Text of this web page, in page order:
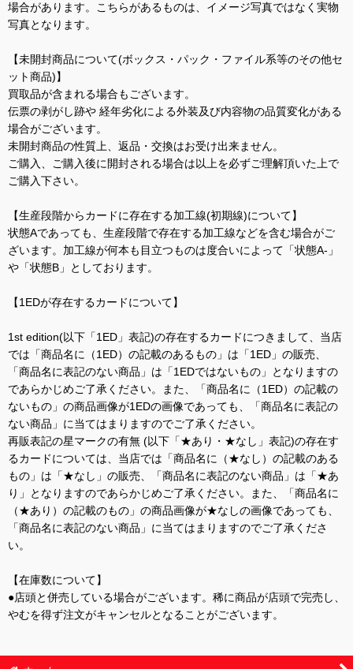
場合があります。こちらがあるものは、イメージ写真ではなく実物
写真となります。
【未開封商品について(ボックス・パック・ファイル系等のその他セ
ット商品)】
買取品が含まれる場合もございます。
伝票の剥がし跡や 経年劣化による外装及び内容物の品質変化がある
場合がございます。
未開封商品の性質上、返品・交換はお受け出来ません。
ご購入、ご購入後に開封される場合は以上を必ずご理解頂いた上で
ご購入下さい。
【生産段階からカードに存在する加工線(初期線)について】
状態Aであっても、生産段階で存在する加工線などを含む場合がご
ざいます。加工線が何本も目立つものは度合いによって「状態A-」
や「状態B」としております。
【1EDが存在するカードについて】
1st edition(以下「1ED」表記)の存在するカードにつきまして、当店
では「商品名に（1ED）の記載のあるもの」は「1ED」の販売、
「商品名に表記のない商品」は「1EDではないもの」となりますの
であらかじめご了承ください。また、「商品名に（1ED）の記載の
ないもの」の商品画像が1EDの画像であっても、「商品名に表記の
ない商品」に当てはまりますのでご了承ください。
再販表記の星マークの有無 (以下「★あり・★なし」表記)の存在す
るカードについては、当店では「商品名に（★なし）の記載のある
もの」は「★なし」の販売、「商品名に表記のない商品」は「★あ
り」となりますのであらかじめご了承ください。また、「商品名に
（★あり）の記載のもの」の商品画像が★なしの画像であっても、
「商品名に表記のない商品」に当てはまりますのでご了承くださ
い。
【在庫数について】
●店頭と併売している場合がございます。稀に商品が店頭で完売し、
やむを得ず注文がキャンセルとなることがございます。